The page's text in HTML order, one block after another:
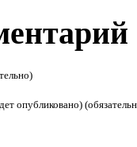
опубликовано)